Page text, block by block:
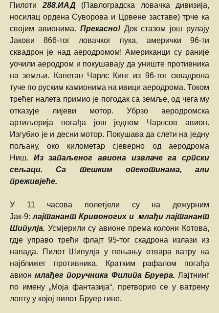
Пилоти 288.ИАД (Павлоградска ловачка дивизија,
носилац ордена Суворова и Црвене заставе) трче ка
својим авионима. Прекасно! Док стазом још рулају
Јакови 866-тог ловачког пука, амерички 96-ти
сквадрон је над аеродромом! Американци су раније
уочили аеродром и покушавају да униште противника
на земљи. Капетан Чарлс Кинг из 96-тог сквадрона
туче по руским камионима на ивици аеродрома. Током
трећег налета примио је погодак са земље, од чега му
отказује лијеви мотор. Убрзо аеродромска
артиљерија погађа још једном Чарлсов авион.
Изгубио је и десни мотор. Покушава да слети на једну
пољану, око километар сјеверно од аеродрома
Ниш. Из запаљеног авиона извлаче га српски
сељаци. Са тешким опекотинама, али
преживјеће.
У 11 часова полетјели су на дежурним
Јак-9: лајтанант Кривоногих и млађи лајтанант
Шипулја. Усмјерили су авионе према колони Котова,
гдје управо трећи флајт 95-тог скадрона излази из
напада. Пилот Шипулја у пењању отвара ватру на
најближег противника. Кратким рафалом погађа
авионмлађег поручника Филипа Бруера. Лајтнинг
по имену „Моја фантазија“, претворио се у ватрену
лопту у којој пилот Бруер гине.